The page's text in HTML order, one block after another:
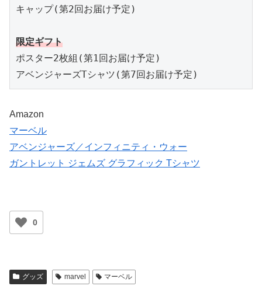
キャップ(第2回お届け予定)
限定ギフト
ポスター2枚組(第1回お届け予定)
アベンジャーズTシャツ(第7回お届け予定)
Amazon
マーベル
アベンジャーズ／インフィニティ・ウォー
ガントレット ジェムズ グラフィック Tシャツ
0
グッズ marvel マーベル